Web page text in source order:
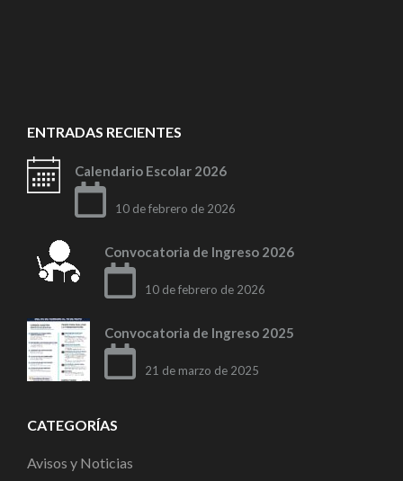
ENTRADAS RECIENTES
Calendario Escolar 2026
10 de febrero de 2026
Convocatoria de Ingreso 2026
10 de febrero de 2026
Convocatoria de Ingreso 2025
21 de marzo de 2025
CATEGORÍAS
Avisos y Noticias